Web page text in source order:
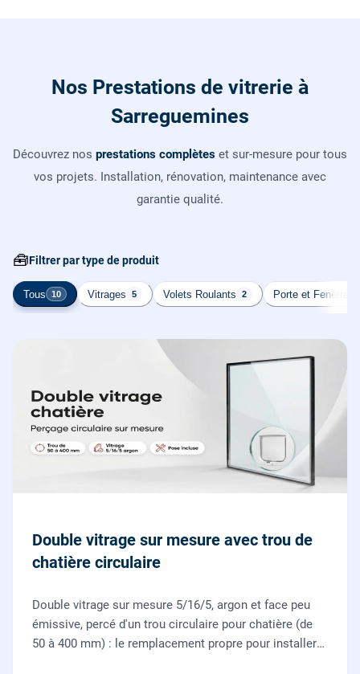
Nos Prestations de vitrerie à
Sarreguemines
Découvrez nos prestations complètes et sur-mesure pour tous
vos projets. Installation, rénovation, maintenance avec
garantie qualité.
🧰Filtrer par type de produit
Tous 10 Vitrages 5 Volets Roulants 2 Porte et Fenêtre
Double vitrage sur mesure avec trou de
chatière circulaire
Double vitrage sur mesure 5/16/5, argon et face peu
émissive, percé d'un trou circulaire pour chatière (de
50 à 400 mm) : le remplacement propre pour installer